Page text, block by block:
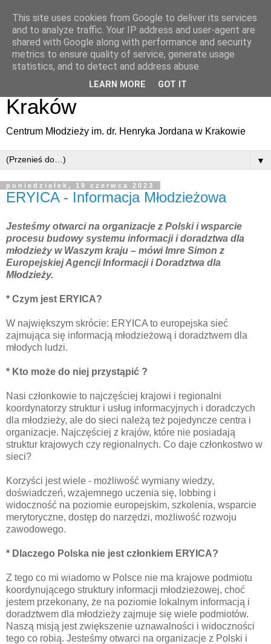
Informacja Młodzieżowa |
Regionalny Punkt
Informacyjny Eurodesk
Kraków
Centrum Młodzieży im. dr. Henryka Jordana w Krakowie
▼
poniedziałek, 19 czerwca 2023
ERYICA - Informacja Młodzieżowa
Jesteśmy otwarci na organizacje z Polski i wsparcie
procesu budowy systemu informacji i doradztwa dla
młodzieży w Waszym kraju – mówi Imre Simon z
Europejskiej Agencji Informacji i Doradztwa dla
Młodzieży.
* Czym jest ERYICA?
W największym skrócie: ERYICA to europejska sieć
zajmująca się informacją młodzieżową i doradztwem dla
młodych ludzi.
* Kto może do niej przystąpić ?
Nasi członkowie to najczęściej krajowi i regionalni
koordynatorzy struktur i usług informacyjnych i doradczych
dla młodzieży, ale do sieci należą też pojedyncze centra i
organizacje. Najczęściej z krajów, które nie posiadają
struktur krajowych czy regionalnych. Co daje członkostwo w
sieci?
Korzyści jest wiele - możliwość wymiany wiedzy,
doświadczeń, wzajemnego uczenia się, lobbing i
widoczność na poziomie europejskim, szkolenia, wsparcie
merytoryczne, dostęp do narzędzi, możliwość rozwoju
zawodowego.
* Dlaczego Polska nie jest członkiem ERYICA?
Z tego co mi wiadomo w Polsce nie ma krajowe podmiotu
koordynującego struktury informacji młodzieżowej, choć
jestem przekonany, że na poziomie lokalnym informacją i
doradztwem dla młodzieży zajmuje się wiele podmiotów.
Naszą misją jest zwiększenie uznawalności i widoczności
tego co robią. Jesteśmy otwarci na organizacje z Polski i
This site uses cookies from Google to deliver its services
and to analyze traffic. Your IP address and user-agent are
shared with Google along with performance and security
metrics to ensure quality of service, generate usage
statistics, and to detect and address abuse.
LEARN MORE GOT IT